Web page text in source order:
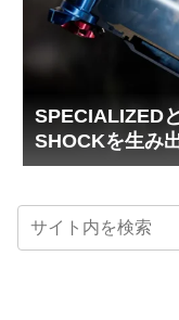
SPECIALIZED
SHOCKを生み